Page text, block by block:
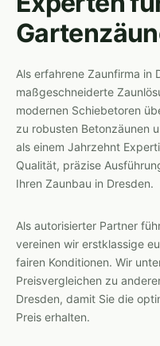
Als erfahrene Zaunfirma in
maßgeschneiderte
modernen Schiebetoren
zu robusten Betonzäunen
als einem Jahrzehnt
Qualität, präzise
Ihren Zaunbau in Dresden.
Als autorisierter Partner
vereinen wir erstklassige
fairen Konditionen. Wir
Preisvergleichen zu
Dresden, damit Sie die
Preis erhalten.